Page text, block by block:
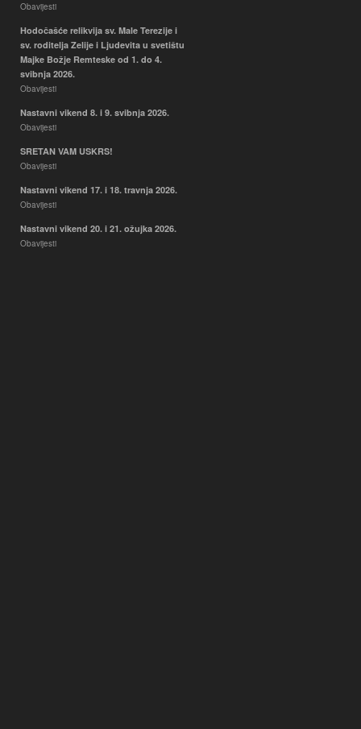
Obavijesti
Hodočašće relikvija sv. Male Terezije i
sv. roditelja Zelije i Ljudevita u svetištu
Majke Božje Remteske od 1. do 4.
svibnja 2026.
Obavijesti
Nastavni vikend 8. i 9. svibnja 2026.
Obavijesti
SRETAN VAM USKRS!
Obavijesti
Nastavni vikend 17. i 18. travnja 2026.
Obavijesti
Nastavni vikend 20. i 21. ožujka 2026.
Obavijesti